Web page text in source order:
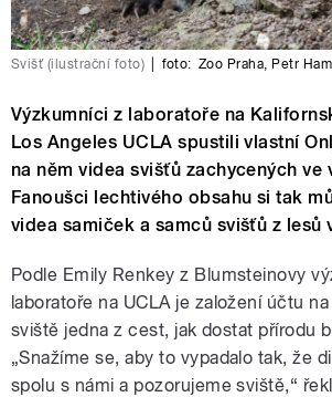
Svišť (ilustrační foto) foto: Zoo Praha ,Petr
Výzkumníci z laboratoře na
Los Angeles UCLA spustili vlastní
na něm videa svišťů zachycených ve
Fanoušci lechtivého obsahu si tak
videa samiček a samců svišťů z lesů
Podle Emily Renkey z Blumsteinovy
laboratoře na UCLA je založení účtu
sviště jedna z cest, jak dostat přírodu
„Snažíme se, aby to vypadalo tak, že
spolu s námi a pozorujeme sviště,“